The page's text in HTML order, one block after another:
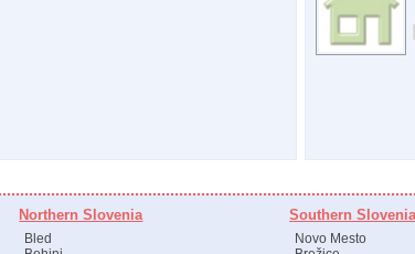
Northern Slovenia
Bled
Southern
Novo Mesto